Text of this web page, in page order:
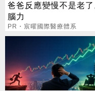
爸爸反應變慢不是老
腦力
PR・宸曜國際醫療體系